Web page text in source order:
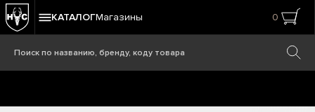
КАТАЛОГМагазины 0